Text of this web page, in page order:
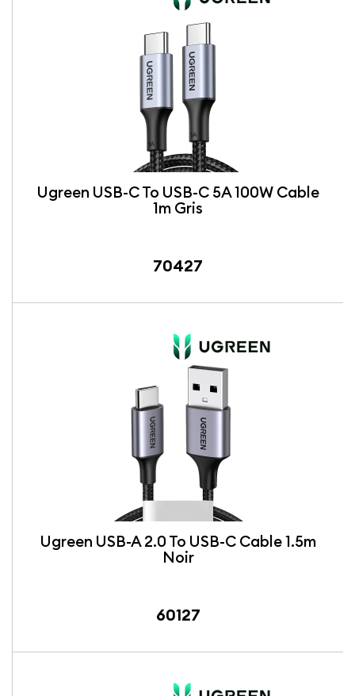
Ugreen USB-C To USB-C 5A 100W Cable
1m Gris
70427
Ugreen USB-A 2.0 To USB-C Cable 1.5m
Noir
60127